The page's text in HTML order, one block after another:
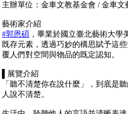
主辦單位：金車文教基金會 / 金車文
藝術家介紹
#郭恩碩 ，畢業於國立臺北藝術大
既存元素，透過巧妙的構思賦予這
覆人們對空間與物品的既定認知。
▌展覽介紹
「聽不清楚你在說什麼」，到底是
人說不清楚。